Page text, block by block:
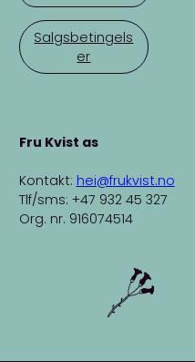
Salgsbetingels
er
Fru Kvist as
Kontakt: hei@frukvist.no
Tlf/sms: +47 932 45 327
Org. nr. 916074514